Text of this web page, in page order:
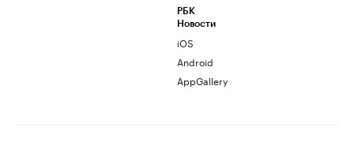
РБК
Новости
iOS
Android
AppGallery